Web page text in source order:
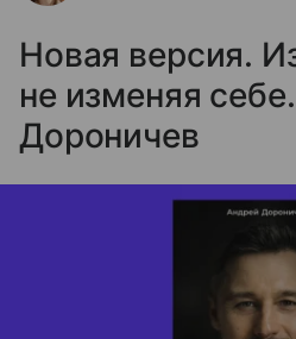
Новая версия.
не изменяя
Дороничев